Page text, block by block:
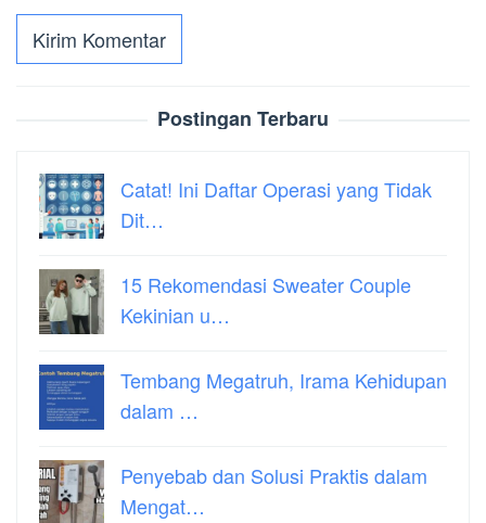
Postingan Terbaru
Catat! Ini Daftar Operasi yang Tidak
Dit…
15 Rekomendasi Sweater Couple
Kekinian u…
Tembang Megatruh, Irama Kehidupan
dalam …
Penyebab dan Solusi Praktis dalam
Mengat…